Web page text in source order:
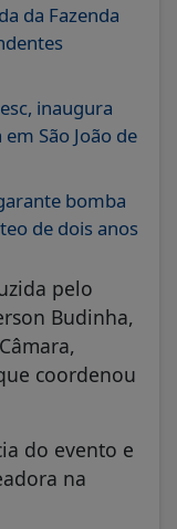
da Fazenda
inaugura
São João de
bomba
de dois anos
pelo
Budinha,
coordenou
do evento e
na